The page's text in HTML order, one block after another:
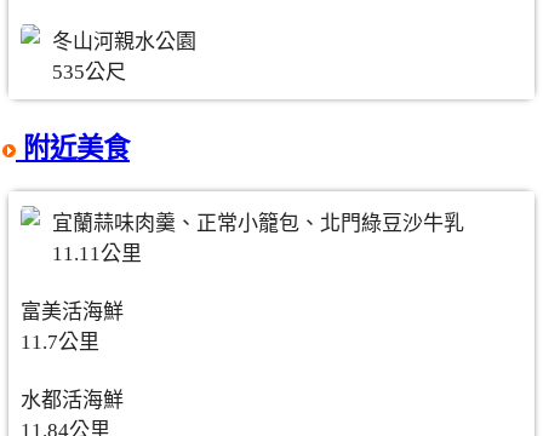
冬山河親水公園
535公尺
附近美食
宜蘭蒜味肉羹、正常小籠包、北門綠豆沙牛乳
11.11公里
富美活海鮮
11.7公里
水都活海鮮
11.84公里